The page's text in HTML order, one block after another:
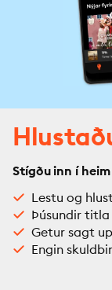
Stígðu inn í
Lestu og
Þúsundir titla
Getur sagt
Engin